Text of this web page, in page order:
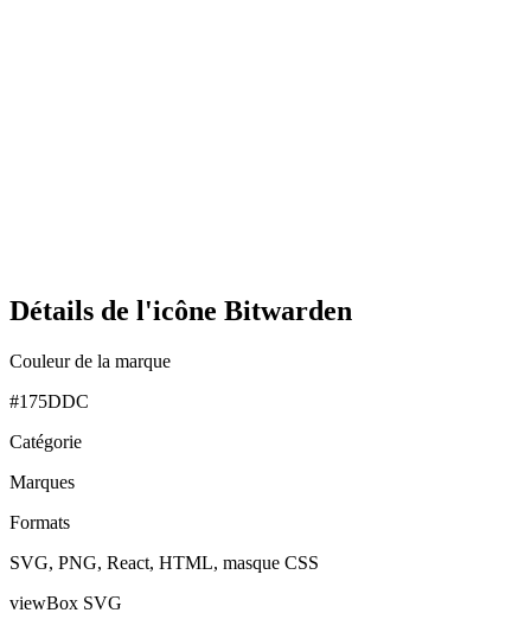
Détails de l'icône Bitwarden
Couleur de la marque
#175DDC
Catégorie
Marques
Formats
SVG, PNG, React, HTML, masque CSS
viewBox SVG